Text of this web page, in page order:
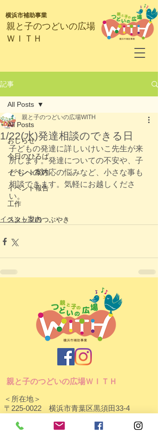
​親と子のつどいの広場
ＷＩＴＨ
横浜市補助事業
記事
All Posts
おしらせ
今日のひろば
イベント案内
イベント報告
工作
スタッフのつぶやき
All Posts
1/22(水)発達相談のできる日
親と子のつどいの広場WITH
子どもの発達に詳しいけいこ先生が来
所します。発達についての不安や、子
どもへの対応の悩みなど、小さな事も
相談できます。気軽にお越しくださ
い。
イベント案内
親と子のつどいの広場ＷＩＴＨ
＜所在地＞
〒225-0022 横浜市青葉区黒須田33-4
＜開所日時＞ 月～金 9:30～15:30